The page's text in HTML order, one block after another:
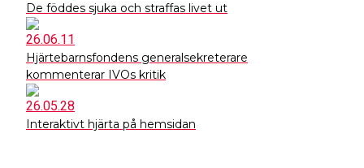
De föddes sjuka och straffas livet ut
26.06.11
Hjärtebarnsfondens generalsekreterare
kommenterar IVOs kritik
26.05.28
Interaktivt hjärta på hemsidan